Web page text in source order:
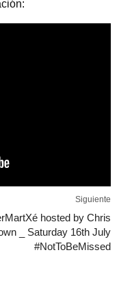
Siguiente
hosted by Chris
_ Saturday 16th July
#NotToBeMissed